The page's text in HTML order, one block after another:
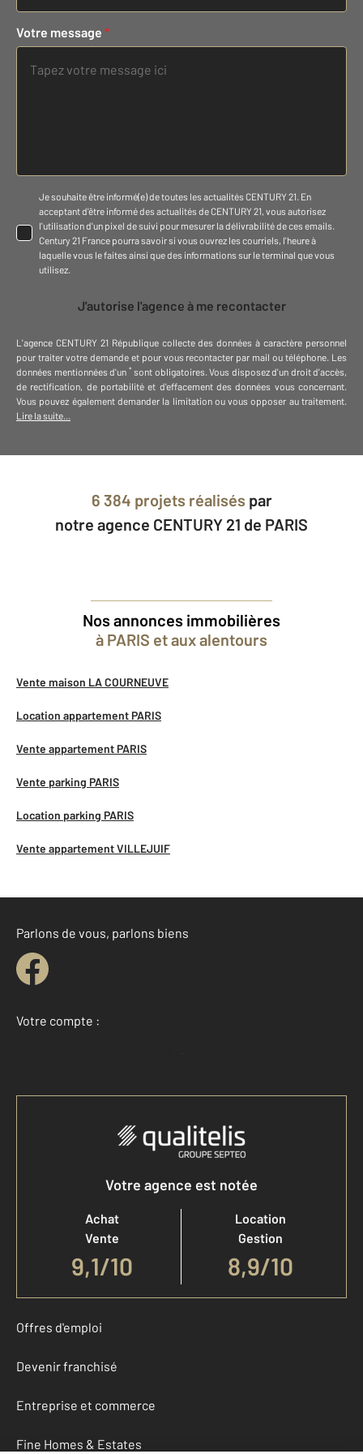
Votre message *
Je souhaite être informé(e) de toutes les actualités CENTURY 21. En
acceptant d'être informé des actualités de CENTURY 21, vous autorisez
l'utilisation d'un pixel de suivi pour mesurer la délivrabilité de ces emails.
Century 21 France pourra savoir si vous ouvrez les courriels, l'heure à
laquelle vous le faites ainsi que des informations sur le terminal que vous
utilisez.
J'autorise l'agence à me recontacter
L'agence CENTURY 21 République collecte des données à caractère personnel
pour traiter votre demande et pour vous recontacter par mail ou téléphone. Les
données mentionnées d'un * sont obligatoires. Vous disposez d'un droit d'accès,
de rectification, de portabilité et d'effacement des données vous concernant.
Vous pouvez également demander la limitation ou vous opposer au traitement.
Lire la suite...
6 384 projets réalisés par
notre agence CENTURY 21 de PARIS
Nos annonces immobilières
à PARIS et aux alentours
Vente maison LA COURNEUVE
Location appartement PARIS
Vente appartement PARIS
Vente parking PARIS
Location parking PARIS
Vente appartement VILLEJUIF
Parlons de vous, parlons biens
Votre compte :
Accéder à mon compte
Votre agence est notée
Achat
Vente
9,1/10
Location
Gestion
8,9/10
Offres d'emploi
Devenir franchisé
Entreprise et commerce
Fine Homes & Estates